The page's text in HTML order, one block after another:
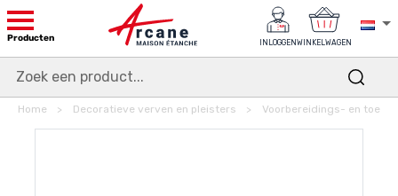
Producten INLOGGENWINKELWAGEN
Home Decoratieve verven en pleisters Voorbereidings- en